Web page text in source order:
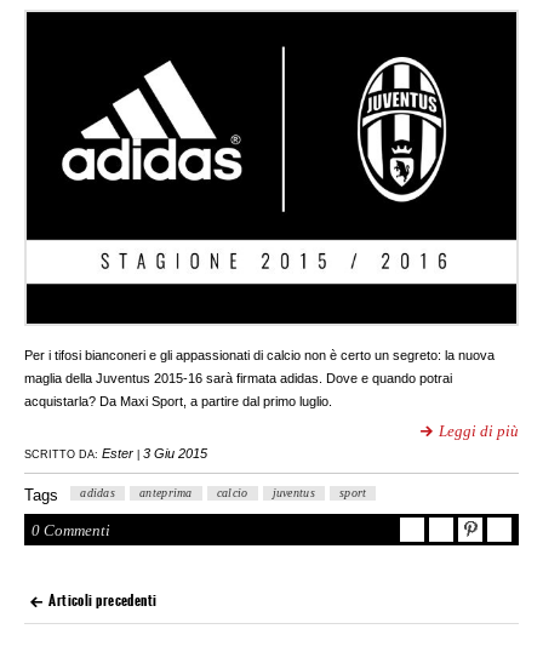
Per i tifosi bianconeri e gli appassionati di calcio non è certo un segreto: la nuova
maglia della Juventus 2015-16 sarà firmata adidas. Dove e quando potrai
acquistarla? Da Maxi Sport, a partire dal primo luglio.
Leggi di più
SCRITTO DA: Ester 3 Giu 2015
Tags adidas anteprima calcio juventus sport
0 Commenti
Articoli precedenti